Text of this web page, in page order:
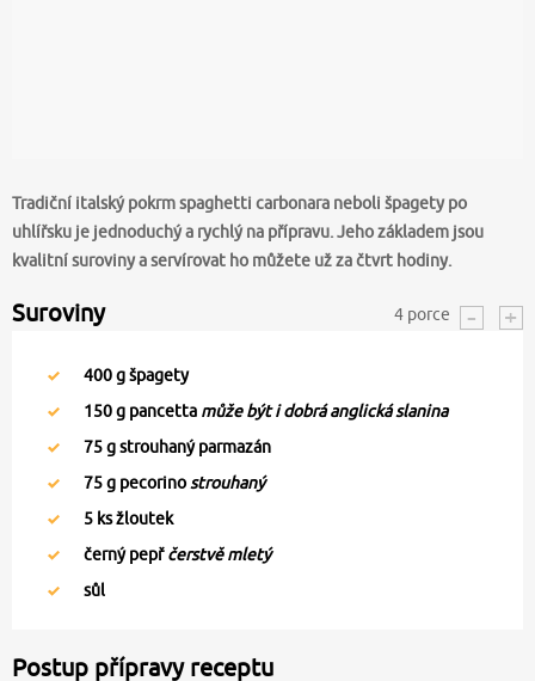
Tradiční italský pokrm spaghetti carbonara neboli špagety po
uhlířsku je jednoduchý a rychlý na přípravu. Jeho základem jsou
kvalitní suroviny a servírovat ho můžete už za čtvrt hodiny.
Suroviny 4 porce
400g špagety
150g pancetta může být i dobrá anglická slanina
75g strouhaný parmazán
75g pecorino strouhaný
5 ks žloutek
černý pepřčerstvě mletý
sůl
Postup přípravy receptu